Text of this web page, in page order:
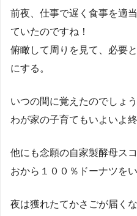
前夜、仕事で遅く食事を適
ていたのですね！
俯瞰して周りを見て、必要
にする。
いつの間に覚えたのでしょ
わが家の子育てもいよいよ
他にも念願の自家製酵母ス
おから１００％ドーナツを
夜は獲れたてかさごが届く